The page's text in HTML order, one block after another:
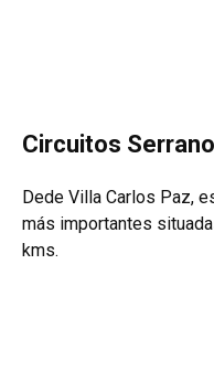
Circuitos
Dede Villa Carlos Paz,
más importantes
kms.